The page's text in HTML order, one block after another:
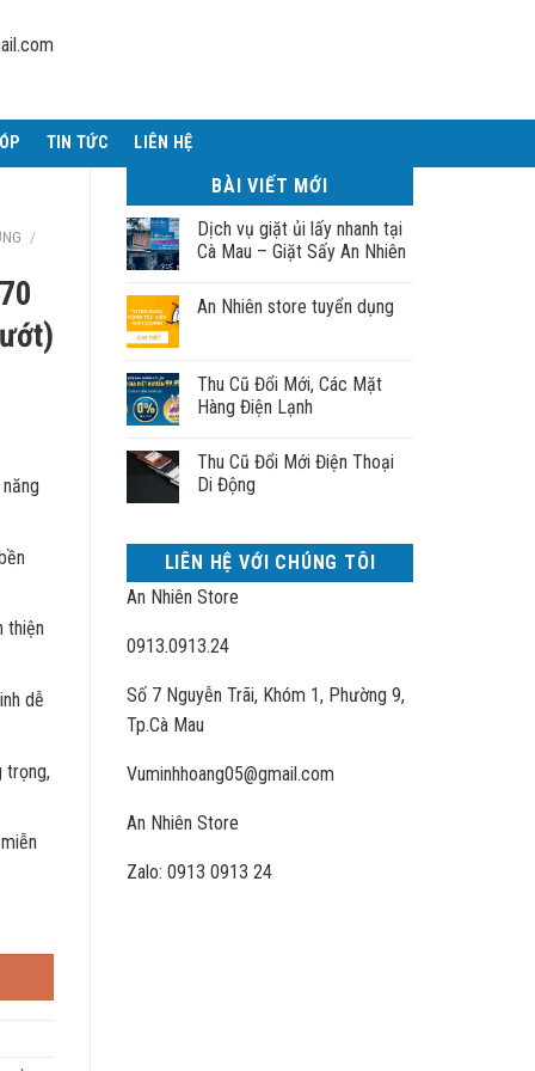
TIN TỨC LIÊN HỆ
BÀI VIẾT MỚI
Dịch vụ giặt ủi lấy nhanh tại
Cà Mau – Giặt Sấy An Nhiên
An Nhiên store tuyển dụng
Thu Cũ Đổi Mới, Các Mặt
Hàng Điện Lạnh
Thu Cũ Đổi Mới Điện Thoại
Di Động
LIÊN HỆ VỚI CHÚNG TÔI
An Nhiên Store
0913.0913.24
Số 7 Nguyễn Trãi, Khóm 1, Phường 9,
Tp.Cà Mau
Vuminhhoang05@gmail.com
An Nhiên Store
Zalo: 0913 0913 24
/
thiện
dễ
trọng,